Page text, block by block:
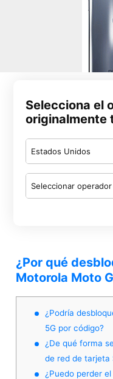
Selecciona el
originalmente
Estados Unidos
Seleccionar operador
¿Por qué
Motorola Moto
¿Podría
5G por código?
¿De qué forma
de red de tarjeta
¿Puedo perder